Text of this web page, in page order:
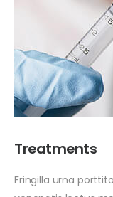
Treatments
Fringilla urna